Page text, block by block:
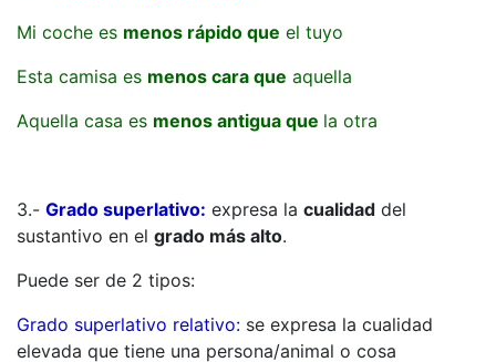
Mi coche es menos rápido que el tuyo
Esta camisa es menos cara que aquella
Aquella casa es menos antigua que la otra
3.- Grado superlativo: expresa la cualidad del
sustantivo en el grado más alto.
Puede ser de 2 tipos:
Grado superlativo relativo: se expresa la cualidad
elevada que tiene una persona/animal o cosa